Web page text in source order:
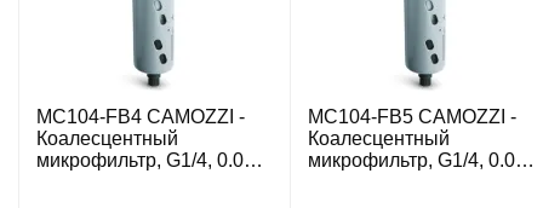
MC104-FB4 CAMOZZI -
Коалесцентный
микрофильтр, G1/4, 0.01
MC104-FB5 CAMOZZI -
Коалесцентный
микрофильтр, G1/4, 0.01